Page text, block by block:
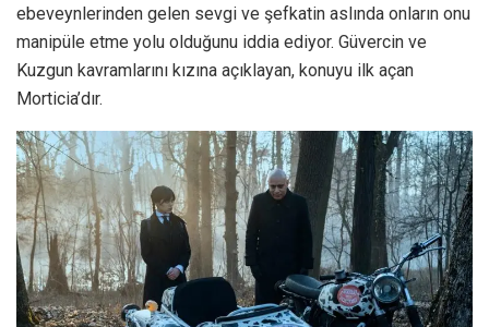
ebeveynlerinden gelen sevgi ve şefkatin aslında onların onu
manipüle etme yolu olduğunu iddia ediyor. Güvercin ve
Kuzgun kavramlarını kızına açıklayan, konuyu ilk açan
Morticia’dır.